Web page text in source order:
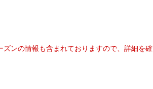
ンの情報も含まれておりますので、詳細を確